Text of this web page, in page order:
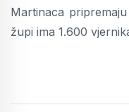
Martinaca
župi ima 1.600